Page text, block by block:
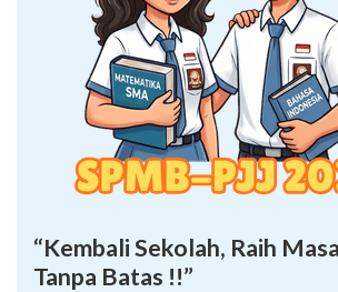
“Kembali Sekolah, Raih
Tanpa Batas !!”